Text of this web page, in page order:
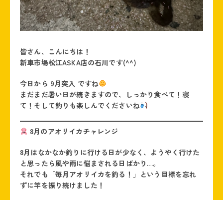
皆さん、こんにちは！
新車市場松江ASKA店の石川です(^^)
今日から 9月突入 ですね
まだまだ暑い日が続きますので、しっかり食べて！寝
て！そして釣りも楽しんでくださいね
8月のアオリイカチャレンジ
8月はなかなか釣りに行ける日が少なく、ようやく行けた
と思ったら風や雨に悩まされる日ばかり…。
それでも「毎月アオリイカを釣る！」という目標を忘れ
ずに竿を振り続けました！